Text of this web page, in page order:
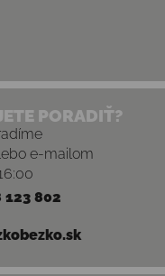
PORADIŤ?
e-mailom
123 802